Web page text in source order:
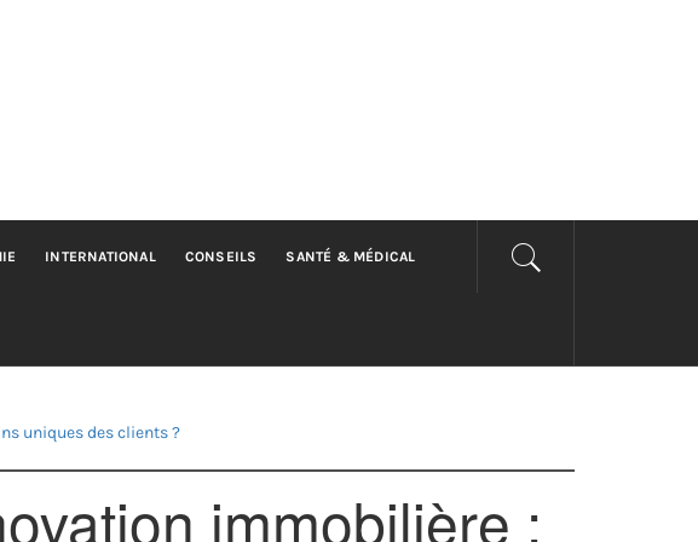
INTERNATIONAL CONSEILS SANTÉ & MÉDICAL
uniques des clients ?
immobilière :